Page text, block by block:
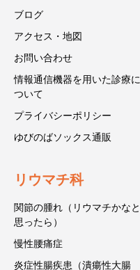
ブログ
アクセス・地図
お問い合わせ
情報通信機器を用いた診療に
ついて
プライバシーポリシー
ゆびのばソックス通販
リウマチ科
関節の腫れ（リウマチかなと
思ったら）
慢性腰痛症
炎症性腸疾患（潰瘍性大腸